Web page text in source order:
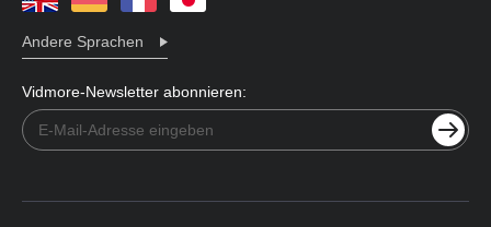
Andere Sprachen
Vidmore-Newsletter abonnieren: